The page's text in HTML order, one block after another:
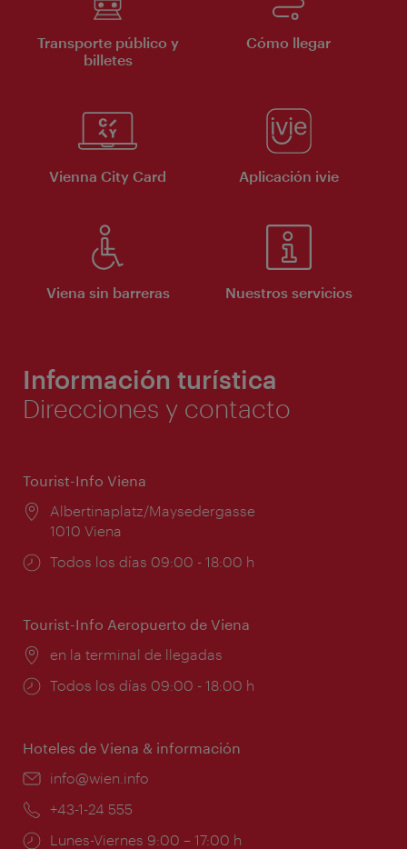
Transporte público y
billetes
Cómo llegar
Vienna City Card Aplicación ivie
Viena sin barreras Nuestros servicios
Información turística
Direcciones y contacto
Tourist-Info Viena
Lugar:
Albertinaplatz/Maysedergasse
1010 Viena
Horarios
Todos los días 09:00 - 18:00 h
Tourist-Info Aeropuerto de Viena
Lugar:
en la terminal de llegadas
Horarios
Todos los días 09:00 - 18:00 h
Hoteles de Viena & información
e-
info@wien.info
Teléfono:
+43-1-24 555
Horarios
Lunes-Viernes 9:00 – 17:00 h